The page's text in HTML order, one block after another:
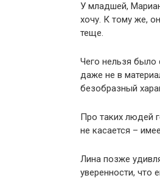
У младшей,
хочу. К тому же,
теще.
Чего нельзя
даже не в
безобразный
Про таких людей
не касается –
Лина позже
уверенности, что